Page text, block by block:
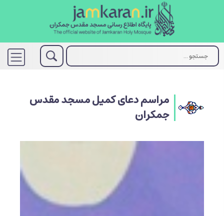
مراسم دعای کمیل مسجد مقدس
جمکران